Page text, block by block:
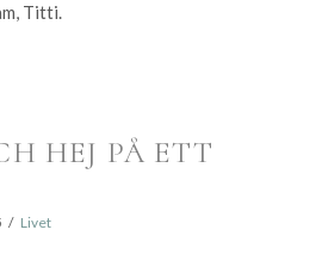
Titti.
HEJ PÅ ETT
Livet